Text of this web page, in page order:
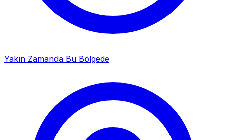
Yakın Zamanda Bu Bölgede